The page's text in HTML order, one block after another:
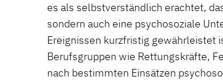
es als selbstverständlich erachtet,
sondern auch eine psychosoziale
Ereignissen kurzfristig gewährleistet
Berufsgruppen wie Rettungskräfte,
nach bestimmten Einsätzen